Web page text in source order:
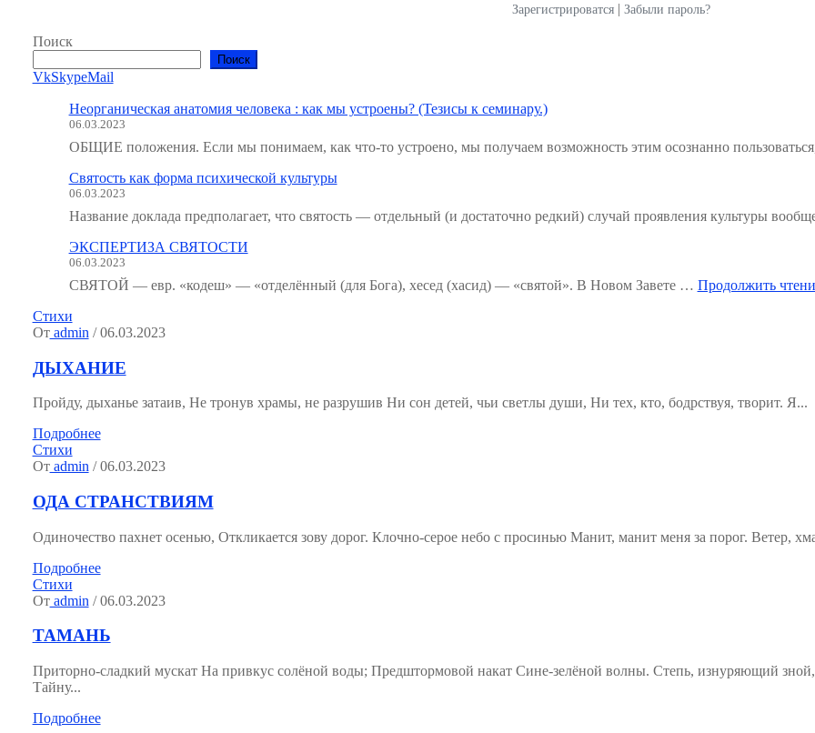
Зарегистрироватся | Забыли пароль?
Поиск
Поиск
VkSkypeMail
Неорганическая анатомия человека : как мы устроены? (Тезисы к семинару.)
06.03.2023
ОБЩИЕ положения. Если мы понимаем, как что-то устроено, мы получаем возможность этим осознанно
Святость как форма психической культуры
06.03.2023
Название доклада предполагает, что святость — отдельный (и достаточно редкий) случай проявления культуры
ЭКСПЕРТИЗА СВЯТОСТИ
06.03.2023
СВЯТОЙ — евр. «кодеш» — «отделённый (для Бога), хесед (хасид) — «святой». В Новом Завете … Продолжить
Стихи
Отadmin / 06.03.2023
ДЫХАНИЕ
Пройду, дыханье затаив, Не тронув храмы, не разрушив Ни сон детей, чьи светлы души, Ни тех, кто, бодрствуя, творит. Я...
Подробнее
Стихи
Отadmin / 06.03.2023
ОДА СТРАНСТВИЯМ
Одиночество пахнет осенью, Откликается зову дорог. Клочно-серое небо с просинью Манит, манит меня за порог. Ветер,
Подробнее
Стихи
Отadmin / 06.03.2023
ТАМАНЬ
Приторно-сладкий мускат На привкус солёной воды; Предштормовой накат Сине-зелёной волны. Степь, изнуряющий
Тайну...
Подробнее